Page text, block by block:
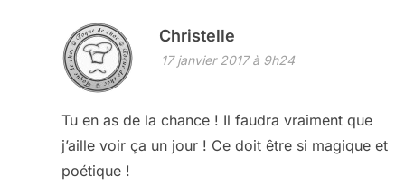
Christelle
17 janvier 2017 à 9h24
Tu en as de la chance ! Il faudra vraiment que
j’aille voir ça un jour ! Ce doit être si magique et
poétique !